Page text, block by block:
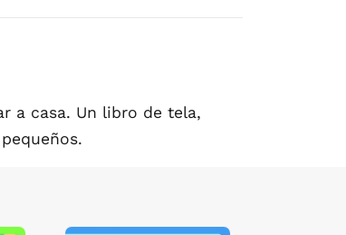
a casa. Un libro de tela,